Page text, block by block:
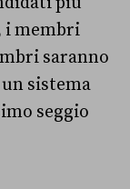
i membri
saranno
sistema
seggio